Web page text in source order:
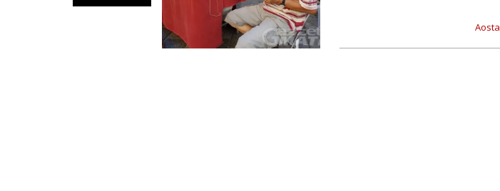
Aosta